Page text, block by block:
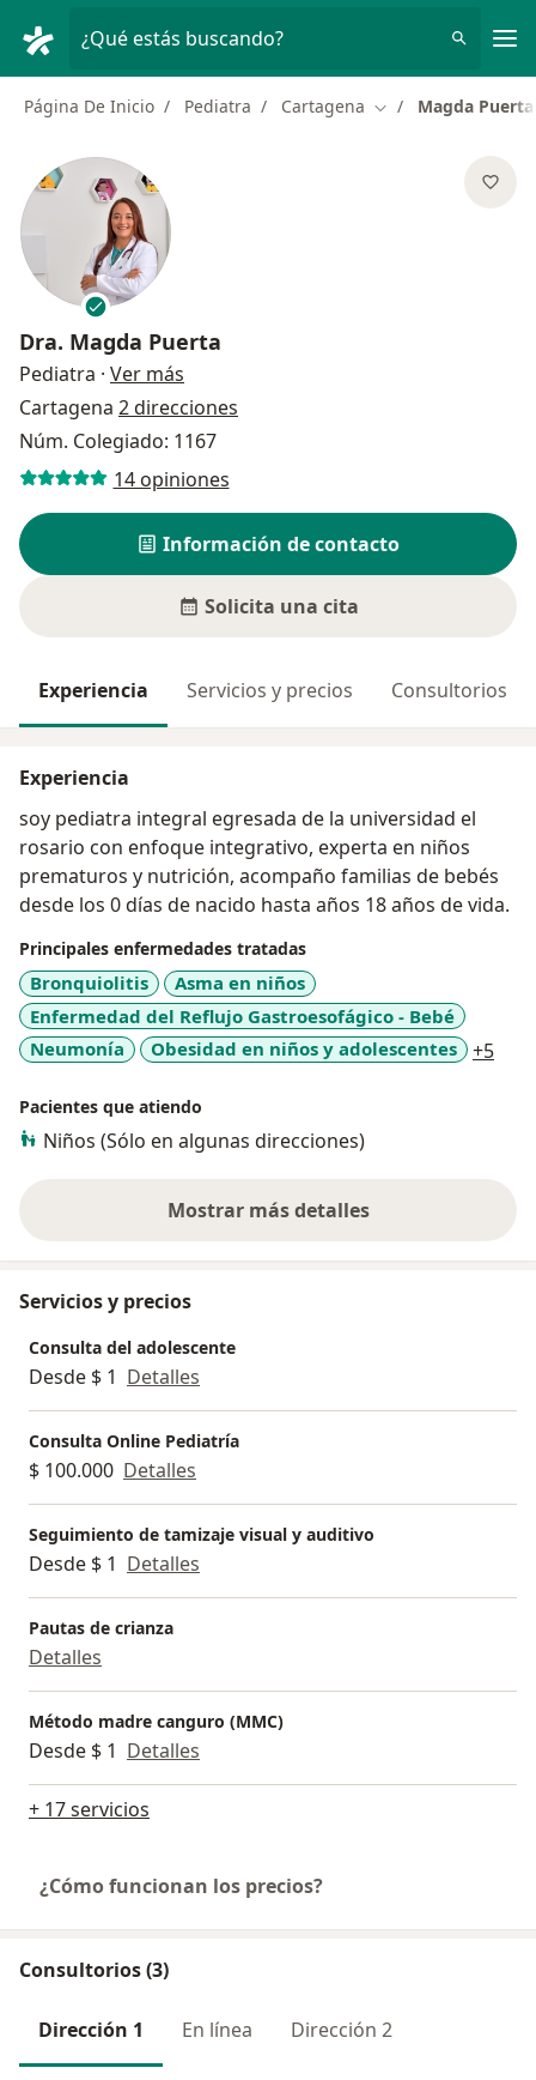
¿Qué estás buscando?
Página De Inicio Pediatra Cartagena Cambiar de ciudad
Magda Puerta
Dra. Magda Puerta
Pediatra · Ver más
Cartagena 2 direcciones
Núm. Colegiado: 1167
14 opiniones
Información de contacto
Solicita una cita
Experiencia Servicios y precios Consultorios
Experiencia
soy pediatra integral egresada de la universidad el
rosario con enfoque integrativo, experta en niños
prematuros y nutrición, acompaño familias de bebés
desde los 0 días de nacido hasta años 18 años de vida.
Principales enfermedades tratadas
Bronquiolitis
Asma en niños
Enfermedad del Reflujo Gastroesofágico - Bebé
Neumonía
Obesidad en niños y adolescentes +5
Pacientes que atiendo
Niños (Sólo en algunas direcciones)
Mostrar más detalles
sobre la experiencia
Servicios y precios
Consulta del adolescente
Desde $ 1 Detalles
Consulta Online Pediatría
$ 100.000 Detalles
Seguimiento de tamizaje visual y auditivo
Desde $ 1 Detalles
Pautas de crianza
Detalles
Método madre canguro (MMC)
Desde $ 1 Detalles
+ 17 servicios
¿Cómo funcionan los precios?
Consultorios (3)
Dirección 1 En línea Dirección 2